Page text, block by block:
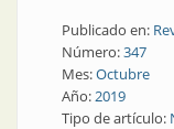
Publicado en:
Número:347
Mes:Octubre
Año:2019
Tipo de artículo: